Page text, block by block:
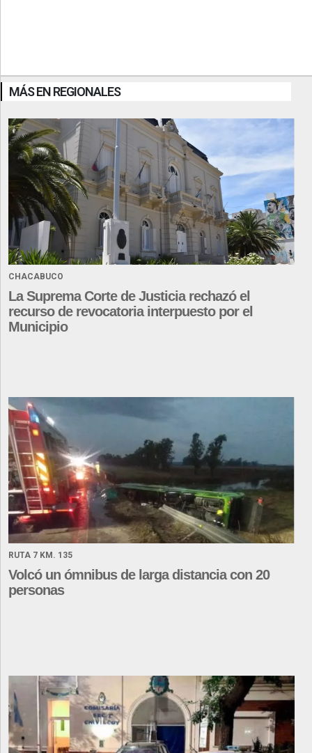
MÁS EN REGIONALES
CHACABUCO
La Suprema Corte de Justicia rechazó el
recurso de revocatoria interpuesto por el
Municipio
RUTA 7 KM. 135
Volcó un ómnibus de larga distancia con 20
personas